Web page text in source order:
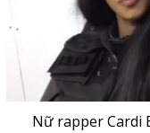
Nữ rapper Cardi